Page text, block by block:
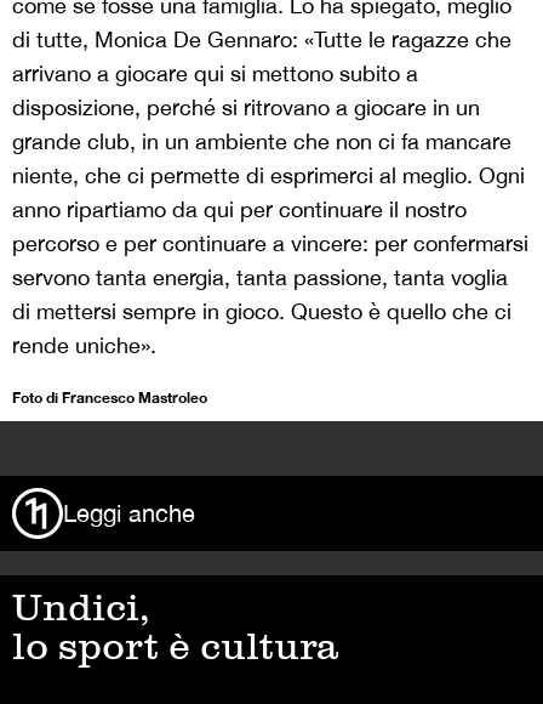
come se fosse una famiglia. Lo ha spiegato, meglio
di tutte, Monica De Gennaro: «Tutte le ragazze che
arrivano a giocare qui si mettono subito a
disposizione, perché si ritrovano a giocare in un
grande club, in un ambiente che non ci fa mancare
niente, che ci permette di esprimerci al meglio. Ogni
anno ripartiamo da qui per continuare il nostro
percorso e per continuare a vincere: per confermarsi
servono tanta energia, tanta passione, tanta voglia
di mettersi sempre in gioco. Questo è quello che ci
rende uniche».
Foto di Francesco Mastroleo
Leggi anche
Undici,
lo sport è cultura